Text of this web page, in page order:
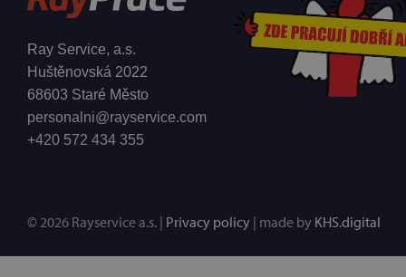
Ray Service, a.s.
Huštěnovská 2022
68603 Staré Město
personalni@rayservice.com
+420 572 434 355
© 2026 Rayservice a.s. | Privacy policy | made by KHS.digital